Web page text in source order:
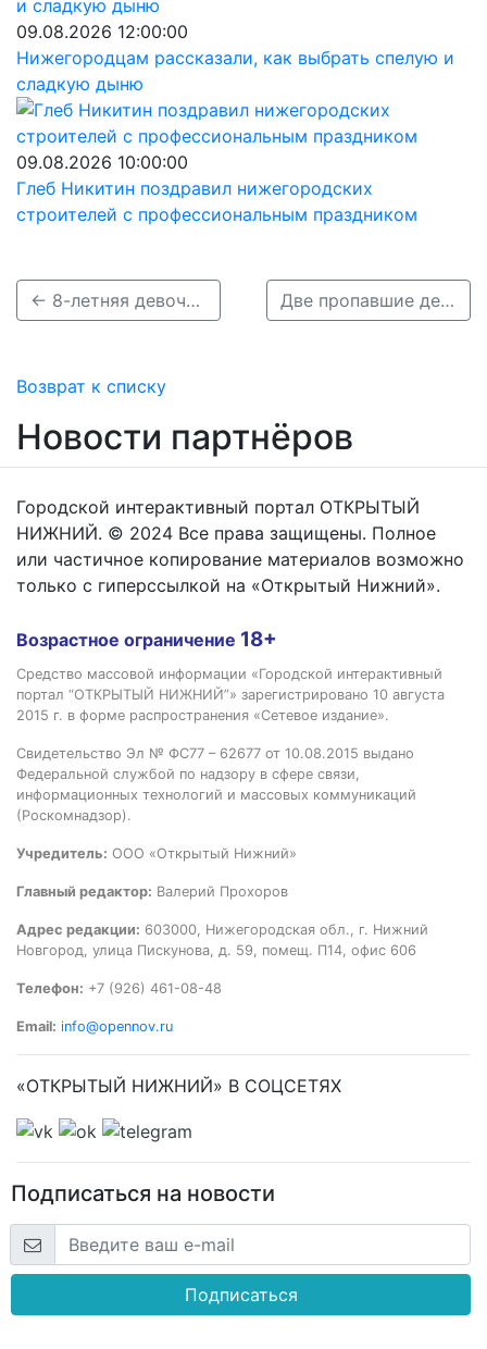
09.08.2026 12:00:00
Нижегородцам рассказали, как выбрать спелую и
сладкую дыню
09.08.2026 10:00:00
Глеб Никитин поздравил нижегородских
строителей с профессиональным праздником
← 8-летняя девочка пропала в Нижегородской области Две пропавшие девочки из детдома в Городце найдены живыми →
Возврат к списку
Новости партнёров
Городской интерактивный портал ОТКРЫТЫЙ
НИЖНИЙ. © 2024 Все права защищены. Полное
или частичное копирование материалов возможно
только с гиперссылкой на «Открытый Нижний».
Возрастное ограничение 18+
Средство массовой информации «Городской интерактивный
портал “ОТКРЫТЫЙ НИЖНИЙ”» зарегистрировано 10 августа
2015 г. в форме распространения «Сетевое издание».
Свидетельство Эл № ФС77 – 62677 от 10.08.2015 выдано
Федеральной службой по надзору в сфере связи,
информационных технологий и массовых коммуникаций
(Роскомнадзор).
Учредитель: ООО «Открытый Нижний»
Главный редактор: Валерий Прохоров
Адрес редакции: 603000, Нижегородская обл., г. Нижний
Новгород, улица Пискунова, д. 59, помещ. П14, офис 606
Телефон: +7 (926) 461-08-48
Email: info@opennov.ru
«ОТКРЫТЫЙ НИЖНИЙ» В СОЦСЕТЯХ
Подписаться на новости
Подписаться